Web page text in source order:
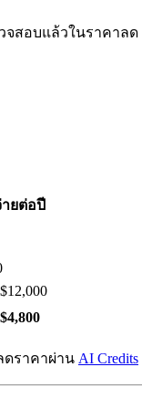
วจสอบแล้วในราคาลด
ยต่อปี
ดราคาผ่าน AI Credits